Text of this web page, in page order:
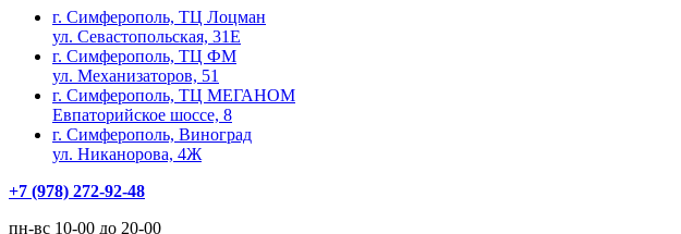
г. Симферополь, ТЦ Лоцман
ул. Севастопольская, 31Е
г. Симферополь, ТЦ ФМ
ул. Механизаторов, 51
г. Симферополь, ТЦ МЕГАНОМ
Евпаторийское шоссе, 8
г. Симферополь, Виноград
ул. Никанорова, 4Ж
+7 (978) 272-92-48
пн-вс 10-00 до 20-00